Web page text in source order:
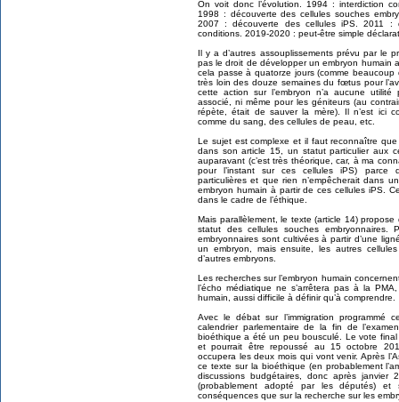
On voit donc l’évolution. 1994 : interdiction
1998 : découverte des cellules souches
2007 : découverte des cellules iPS. 2011 :
conditions. 2019-2020 : peut-être simple
Il y a d’autres assouplissements prévu par le
pas le droit de développer un embryon humain
cela passe à quatorze jours (comme
très loin des douze semaines du fœtus pour
cette action sur l’embryon n’a aucune utilité
associé, ni même pour les géniteurs (au
répète, était de sauver la mère). Il n’est ici
comme du sang, des cellules de peau, etc.
Le sujet est complexe et il faut reconnaître
dans son article 15, un statut particulier aux
auparavant (c’est très théorique, car, à ma
pour l’instant sur ces cellules iPS) parce
particulières et que rien n’empêcherait dans
embryon humain à partir de ces cellules iPS.
dans le cadre de l’éthique.
Mais parallèlement, le texte (article 14)
statut des cellules souches
embryonnaires sont cultivées à partir d’une
un embryon, mais ensuite, les autres
d’autres embryons.
Les recherches sur l’embryon humain
l’écho médiatique ne s’arrêtera pas à la
humain, aussi difficile à définir qu’à comprendre.
Avec le débat sur l’immigration programmé
calendrier parlementaire de la fin de
bioéthique a été un peu bousculé. Le vote
et pourrait être repoussé au 15 octobre
occupera les deux mois qui vont venir. Après
ce texte sur la bioéthique (en probablement
discussions budgétaires, donc après janvier
(probablement adopté par les députés)
conséquences que sur la recherche sur les